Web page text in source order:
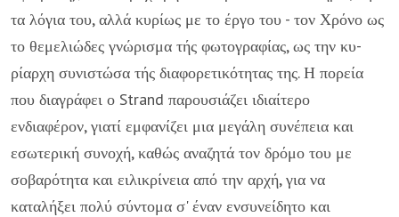
τα λόγια του, αλλά κυρίως με το έργο του - τον Χρόνο ως
το θεμελιώδες γνώρισμα τής φωτογραφίας, ως την κυ­
ρίαρχη συνιστώσα τής διαφορετικότητας της. Η πορεία
που διαγράφει ο Strand παρουσιάζει ιδιαίτερο
ενδιαφέρον, γιατί εμ­φανίζει μια μεγάλη συνέπεια και
εσωτερική συνοχή, καθώς αναζητά τον δρόμο του με
σοβαρότητα και ειλικρίνεια από την αρχή, για να
καταλήξει πολύ σύντομα σ' έναν εν­συνείδητο και